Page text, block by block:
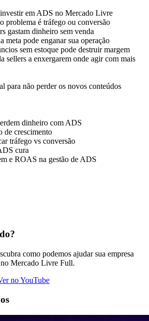
em ADS no Mercado Livre
problema é tráfego ou conversão
gastam dinheiro sem venda
pode enganar sua operação
sem estoque pode destruir margem
sellers a enxergarem onde agir com mais
para não perder os novos conteúdos
dinheiro com ADS
de crescimento
tráfego vs conversão
cura
e ROAS na gestão de ADS
como podemos ajudar sua empresa
no Mercado Livre Full.
no YouTube